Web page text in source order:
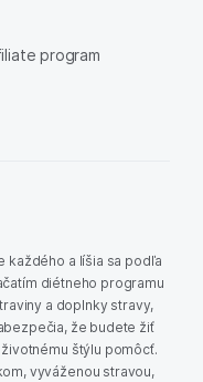
program
každého a líšia sa podľa
diétneho programu
a doplnky stravy,
že budete žiť
štýlu pomôcť.
vyváženou stravou,